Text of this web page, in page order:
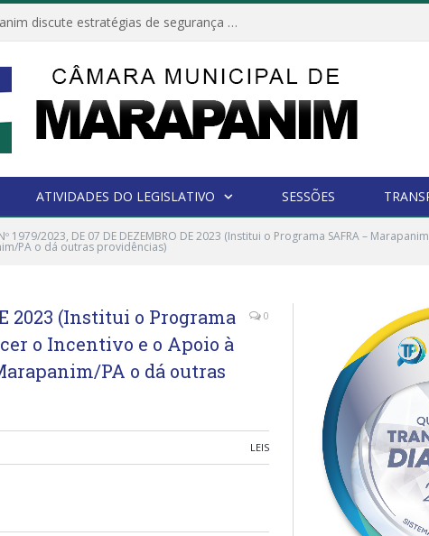
Câmara Municipal de Marapanim discute estratégias de segurança com autoridades e poder executivo
ATIVIDADES DO LEGISLATIVO SESSÕES
1979/2023, DE 07 DE DEZEMBRO DE 2023 (Institui o Programa SAFRA –
PA o dá outras providências)
2023 (Institui o Programa
o Incentivo e o Apoio à
PA o dá outras
0
LEIS